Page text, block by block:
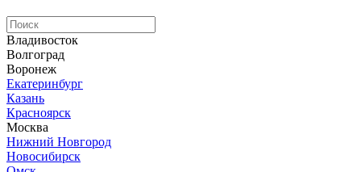
Владивосток
Волгоград
Воронеж
Екатеринбург
Казань
Красноярск
Москва
Нижний Новгород
Новосибирск